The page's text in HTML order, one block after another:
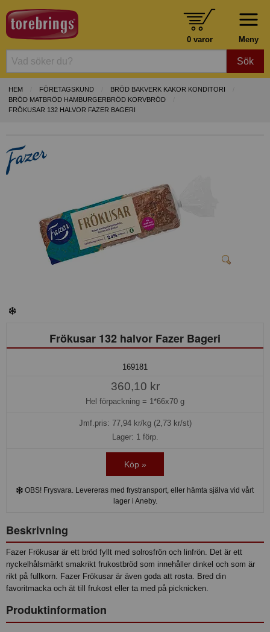
Meny
0 varor
Sök
HEM FÖRETAGSKUND
BRÖD BAKVERK KAKOR KONDITORI
BRÖD MATBRÖD HAMBURGERBRÖD KORVBRÖD
FRÖKUSAR 132 HALVOR FAZER BAGERI
Frökusar 132 halvor Fazer Bageri
169181
360,10 kr
Hel förpackning = 1*66x70 g
Jmf.pris: 77,94kr/kg (2,73 kr/st)
Lager: 1 förp.
Köp »
OBS! Frysvara. Levereras med frystransport, eller hämta själva vid vårt
lager i Aneby.
Beskrivning
Fazer Frökusar är ett bröd fyllt med solrosfrön och linfrön. Det är ett
nyckelhålsmärkt smakrikt frukostbröd som innehåller dinkel och som är
rikt på fullkorn. Fazer Frökusar är även goda att rosta. Bred din
favoritmacka och ät till frukost eller ta med på picknicken.
Produktinformation